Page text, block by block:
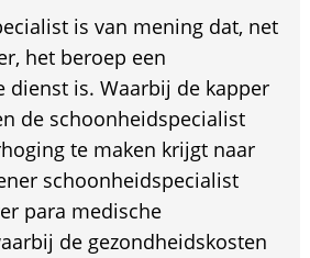
is van mening dat, net
het beroep een
dienst is. Waarbij de kapper
de schoonheidspecialist
te maken krijgt naar
schoonheidspecialist
para medische
de gezondheidskosten